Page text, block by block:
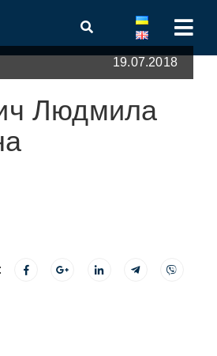
19.07.2018
Людмила